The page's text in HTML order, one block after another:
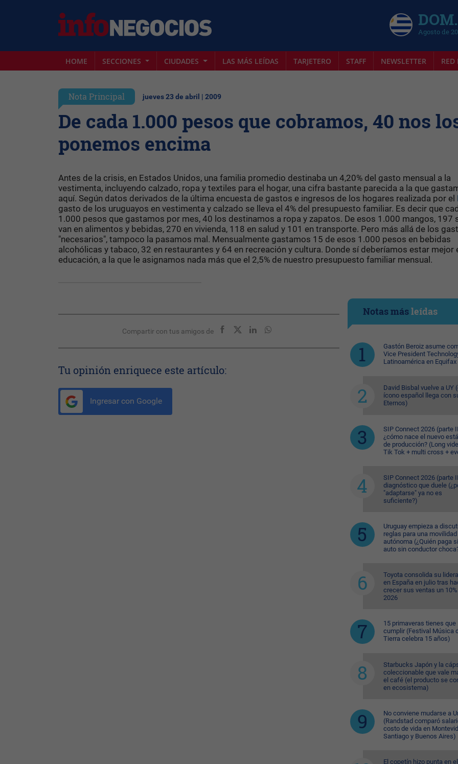
Agosto de
HOME SECCIONES CIUDADES LAS MÁS LEÍDAS TARJETERO STAFF NEWSLETTER RED
Nota Principal jueves 23 de abril | 2009
De cada 1.000 pesos que cobramos, 40 nos
ponemos encima
Antes de la crisis, en Estados Unidos, una familia promedio destinaba un 4,20% del gasto mensual a la
vestimenta, incluyendo calzado, ropa y textiles para el hogar, una cifra bastante parecida a la que
aquí. Según datos derivados de la última encuesta de gastos e ingresos de los hogares realizada por el
gasto de los uruguayos en vestimenta y calzado se lleva el 4% del presupuesto familiar. Es decir que
1.000 pesos que gastamos por mes, 40 los destinamos a ropa y zapatos. De esos 1.000 mangos, 197
van en alimentos y bebidas, 270 en vivienda, 118 en salud y 101 en transporte. Pero más allá de los
"necesarios", tampoco la pasamos mal. Mensualmente gastamos 15 de esos 1.000 pesos en bebidas
alcohólicas y tabaco, 32 en restaurantes y 64 en recreación y cultura. Donde sí deberíamos estar mejor
educación, a la que le asignamos nada más que el 2,5% de nuestro presupuesto familiar mensual.
Compartir con tus amigos de
Tu opinión enriquece este artículo:
Ingresar con Google
Notas másleídas
Gastón Beroiz asume
Vice President
Latinoamérica en Equifax
David Bisbal vuelve a UY
ícono español llega con
Eternos)
SIP Connect 2026 (parte
¿cómo nace el nuevo
de producción? (Long
Tik Tok + multi cross +
SIP Connect 2026 (parte
diagnóstico que duele
"adaptarse" ya no es
suficiente?)
Uruguay empieza a
reglas para una movilidad
autónoma (¿Quién paga
auto sin conductor
Toyota consolida su
en España en julio tras
crecer sus ventas un
2026
15 primaveras tienes que
cumplir (Festival Música
Tierra celebra 15 años)
Starbucks Japón y la
coleccionable que vale
el café (el producto se
en ecosistema)
No conviene mudarse a
(Randstad comparó
costo de vida en
Santiago y Buenos Aires)
El copetín hizo punta en el